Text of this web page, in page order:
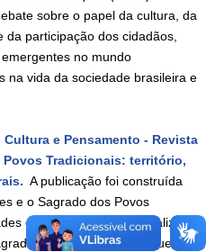
sobre o papel da cultura, da
da participação dos cidadãos,
no mundo
na vida da sociedade brasileira e
Cultura e Pensamento - Revista
Tradicionais: território,
A publicação foi construída
e o Sagrado dos Povos
e práticas culturais”, realizado
cultivando insabas que